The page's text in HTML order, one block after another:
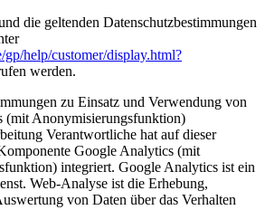
die geltenden Datenschutzbestimmungen
help/customer/display.html?
werden.
zu Einsatz und Verwendung von
(mit Anonymisierungsfunktion)
Verantwortliche hat auf dieser
Google Analytics (mit
integriert. Google Analytics ist ein
Web-Analyse ist die Erhebung,
von Daten über das Verhalten